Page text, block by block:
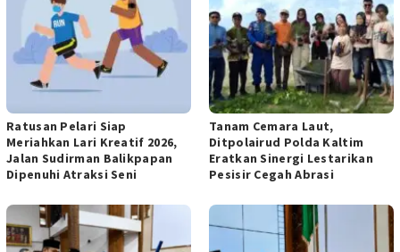
Ratusan Pelari Siap
Meriahkan Lari Kreatif 2026,
Jalan Sudirman Balikpapan
Dipenuhi Atraksi Seni
Tanam Cemara Laut,
Ditpolairud Polda Kaltim
Eratkan Sinergi Lestarikan
Pesisir Cegah Abrasi